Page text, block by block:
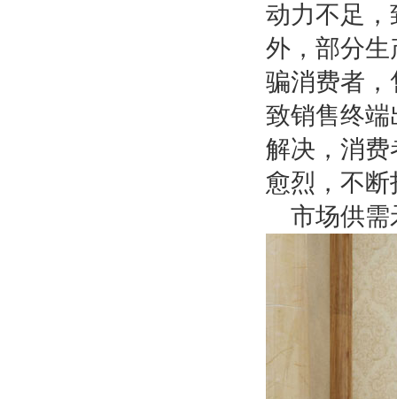
动力不足
外，部分
骗消费者
致销售终
解决，消
愈烈，不
市场供需